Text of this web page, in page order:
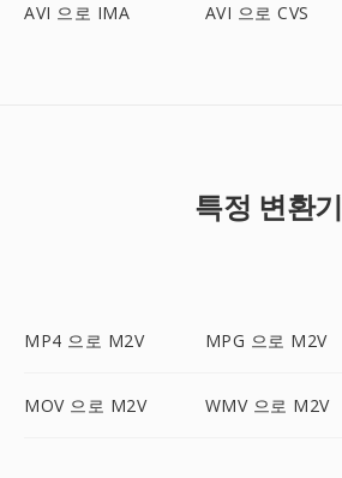
AVI 으로 IMA AVI 으로 CVS
특정 변환기
MP4 으로 M2V MPG 으로 M2V
MOV 으로 M2V WMV 으로 M2V